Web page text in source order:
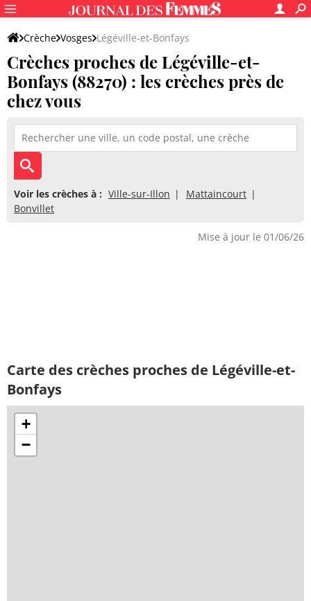
Crèche Vosges Légéville-et-Bonfays
Crèches proches de Légéville-et-
Bonfays (88270) : les crèches près de
chez vous
Voir les crèches à : Ville-sur-Illon
Mattaincourt
Bonvillet
Mise à jour le 01/06/26
Carte des crèches proches de Légéville-et-
Bonfays
+
−